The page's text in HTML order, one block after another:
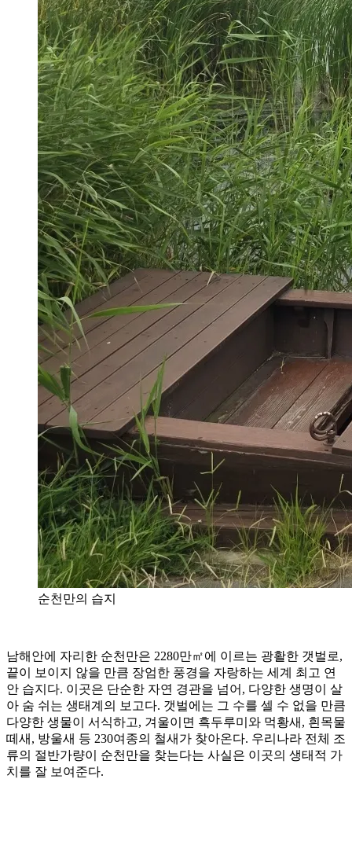
순천만의 습지
남해안에 자리한 순천만은 2280만㎡에 이르는 광활한 갯벌로,
끝이 보이지 않을 만큼 장엄한 풍경을 자랑하는 세계 최고 연
안 습지다. 이곳은 단순한 자연 경관을 넘어, 다양한 생명이 살
아 숨 쉬는 생태계의 보고다. 갯벌에는 그 수를 셀 수 없을 만큼
다양한 생물이 서식하고, 겨울이면 흑두루미와 먹황새, 흰목물
떼새, 방울새 등 230여종의 철새가 찾아온다. 우리나라 전체 조
류의 절반가량이 순천만을 찾는다는 사실은 이곳의 생태적 가
치를 잘 보여준다.